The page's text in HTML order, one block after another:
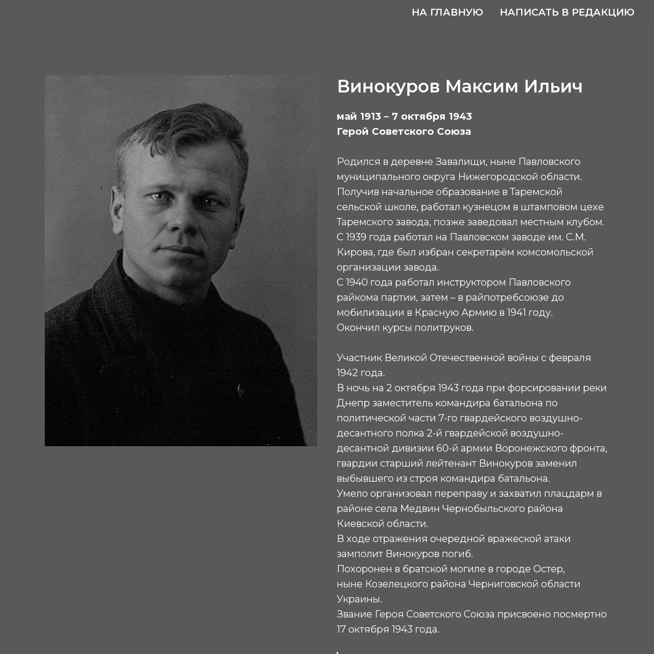
НА ГЛАВНУЮ НАПИСАТЬ В РЕДАКЦИЮ
Винокуров Максим Ильич
май 1913 – 7 октября 1943
Герой Советского Союза
Родился в деревне Завалищи, ныне Павловского
муниципального округа Нижегородской области.
Получив начальное образование в Таремской
сельской школе, работал кузнецом в штамповом цехе
Таремского завода, позже заведовал местным клубом.
С 1939 года работал на Павловском заводе им. С.М.
Кирова, где был избран секретарём комсомольской
организации завода.
С 1940 года работал инструктором Павловского
райкома партии, затем – в райпотребсоюзе до
мобилизации в Красную Армию в 1941 году.
Окончил курсы политруков.
Участник Великой Отечественной войны с февраля
1942 года.
В ночь на 2 октября 1943 года при форсировании реки
Днепр заместитель командира батальона по
политической части 7-го гвардейского воздушно-
десантного полка 2-й гвардейской воздушно-
десантной дивизии 60-й армии Воронежского фронта,
гвардии старший лейтенант Винокуров заменил
выбывшего из строя командира батальона.
Умело организовал переправу и захватил плацдарм в
районе села Медвин Чернобыльского района
Киевской области.
В ходе отражения очередной вражеской атаки
замполит Винокуров погиб.
Похоронен в братской могиле в городе Остер,
ныне Козелецкого района Черниговской области
Украины.
Звание Героя Советского Союза присвоено посмертно
17 октября 1943 года.